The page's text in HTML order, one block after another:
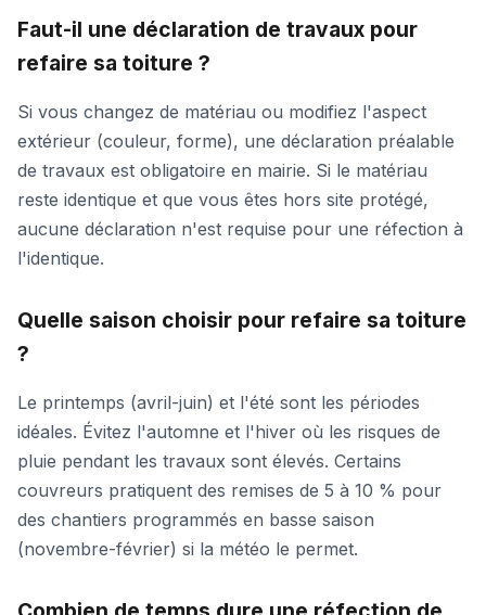
Faut-il une déclaration de travaux pour
refaire sa toiture ?
Si vous changez de matériau ou modifiez l'aspect
extérieur (couleur, forme), une déclaration préalable
de travaux est obligatoire en mairie. Si le matériau
reste identique et que vous êtes hors site protégé,
aucune déclaration n'est requise pour une réfection à
l'identique.
Quelle saison choisir pour refaire sa toiture
?
Le printemps (avril-juin) et l'été sont les périodes
idéales. Évitez l'automne et l'hiver où les risques de
pluie pendant les travaux sont élevés. Certains
couvreurs pratiquent des remises de 5 à 10 % pour
des chantiers programmés en basse saison
(novembre-février) si la météo le permet.